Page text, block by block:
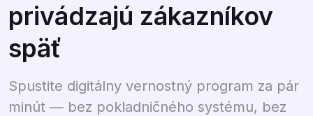
privádzajú zákazníkov
späť
Spustite digitálny vernostný program za pár
minút — bez pokladničného systému, bez